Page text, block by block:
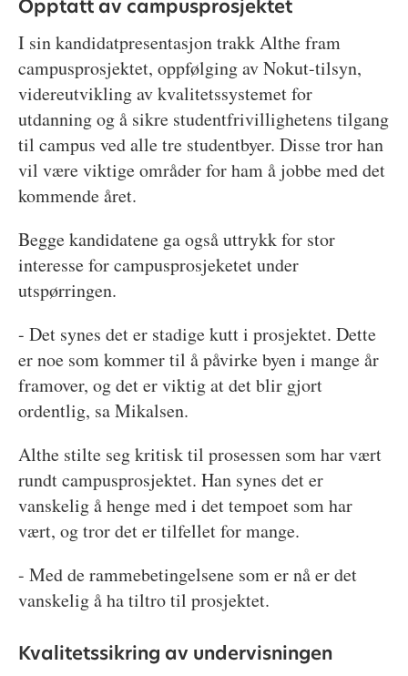
Opptatt av campusprosjektet
I sin kandidatpresentasjon trakk Althe fram
campusprosjektet, oppfølging av Nokut-tilsyn,
videreutvikling av kvalitetssystemet for
utdanning og å sikre studentfrivillighetens tilgang
til campus ved alle tre studentbyer. Disse tror han
vil være viktige områder for ham å jobbe med det
kommende året.
Begge kandidatene ga også uttrykk for stor
interesse for campusprosjeketet under
utspørringen.
- Det synes det er stadige kutt i prosjektet. Dette
er noe som kommer til å påvirke byen i mange år
framover, og det er viktig at det blir gjort
ordentlig, sa Mikalsen.
Althe stilte seg kritisk til prosessen som har vært
rundt campusprosjektet. Han synes det er
vanskelig å henge med i det tempoet som har
vært, og tror det er tilfellet for mange.
- Med de rammebetingelsene som er nå er det
vanskelig å ha tiltro til prosjektet.
Kvalitetssikring av undervisningen